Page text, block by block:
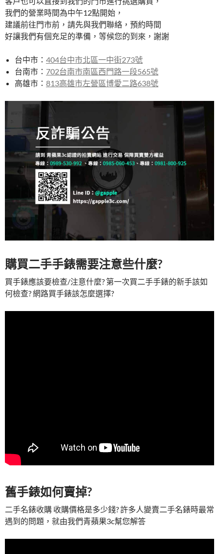
我們的營業時間為中午12點開始，
建議前往門市前，請先與我們聯絡，預約時間
好讓我們有個充足的準備，等候您的到來，謝謝
台中市： 404台中市北區一中街273號
台南市： 702台南市南區西門路一段565號
高雄市： 813高雄市左營區博愛二路638號
購買二手手錶需要注意些什麼?
買手錶應該要檢查/注意什麼? 第一次買二手手錶的新手該如
何檢查? 網路買手錶該怎麼選擇?
舊手錶如何賣掉?
二手名錶收購 收購價格是多少錢? 許多人變賣二手名錶時最常
遇到的問題，就由我們青蘋果3c幫您解答